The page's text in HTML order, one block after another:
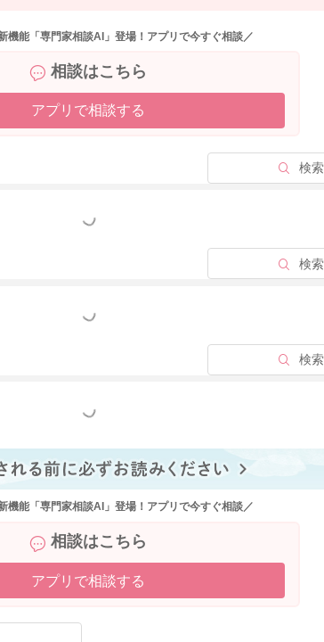
機能「専門家相談AI」登場！アプリで今すぐ相談／
相談はこちら
アプリで相談する
検
もっと見る
検
もっと見る
検
もっと見る
機能「専門家相談AI」登場！アプリで今すぐ相談／
相談はこちら
アプリで相談する